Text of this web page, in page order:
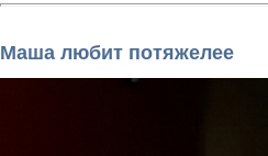
Маша любит потяжелее